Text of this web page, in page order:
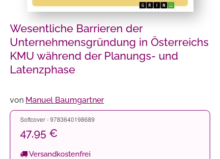
Wesentliche Barrieren der
Unternehmensgründung in Österreichs
KMU während der Planungs- und
Latenzphase
von Manuel Baumgartner
Softcover - 9783640198689
47,95 €
Versandkostenfrei